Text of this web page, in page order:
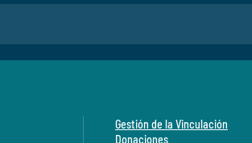
Gestión de la Vinculación
Donaciones